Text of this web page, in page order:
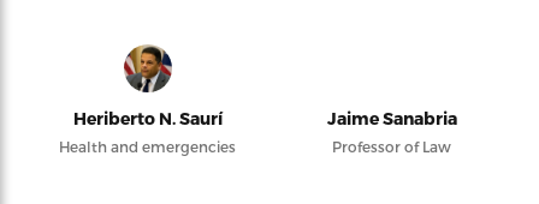
Heriberto N. Saurí
Health and emergencies
Jaime Sanabria
Professor of Law